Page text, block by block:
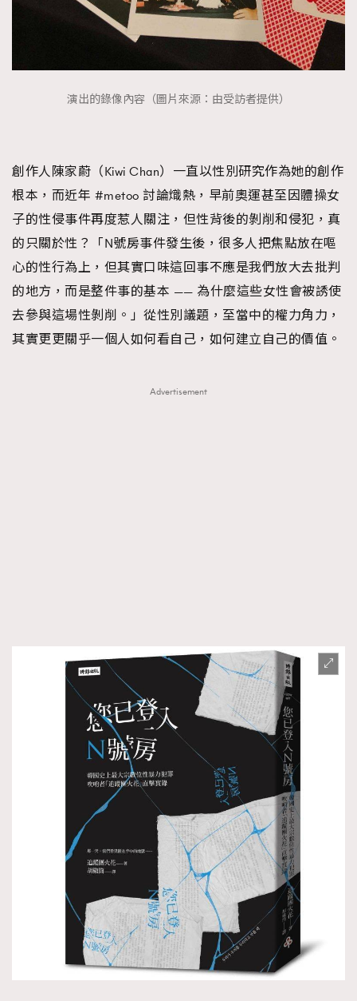
TRENDING
AFrenchMind
DressLikeAParisienne
EmpowerF
FashionWeek FigaroAesthetic
演出的錄像內容（圖片來源：由受訪者提供）
創作人陳家蔚（Kiwi Chan）一直以性別研究作為她的創作
根本，而近年 #metoo 討論熾熱，早前奧運甚至因體操女
子的性侵事件再度惹人關注，但性背後的剝削和侵犯，真
的只關於性？「N號房事件發生後，很多人把焦點放在嘔
心的性行為上，但其實口味這回事不應是我們放大去批判
的地方，而是整件事的基本 —— 為什麼這些女性會被誘使
去參與這場性剝削。」從性別議題，至當中的權力角力，
其實更更關乎一個人如何看自己，如何建立自己的價值。
Advertisement